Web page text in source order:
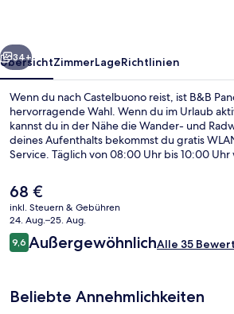
Weiter
34+
ÜbersichtZimmerLageRichtlinien
Wenn du nach Castelbuono reist, ist B&B
hervorragende Wahl. Wenn du im Urlaub
kannst du in der Nähe die Wander- und
deines Aufenthalts bekommst du gratis
Service. Täglich von 08:00 Uhr bis 10:00 Uhr
eine Terrasse and einen Garten.
Der
aktuelle
Preis
beträgt
68 €.
68 €
inkl. Steuern & Gebühren
24. Aug.–25. Aug.
Bewertungen
9,69,6 von 10.
AußergewöhnlichAlle 35
Beliebte Annehmlichkeiten